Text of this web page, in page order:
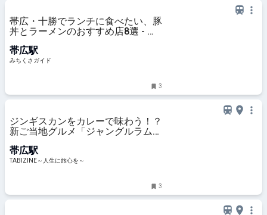
帯広・十勝でランチに食べたい、豚
丼とラーメンのおすすめ店8選 - み
帯広駅
みちくさガイド
3
ジンギスカンをカレーで味わう！？
新ご当地グルメ「ジャングルラムカ
を～
帯広駅
TABIZINE～人生に旅心を～
3